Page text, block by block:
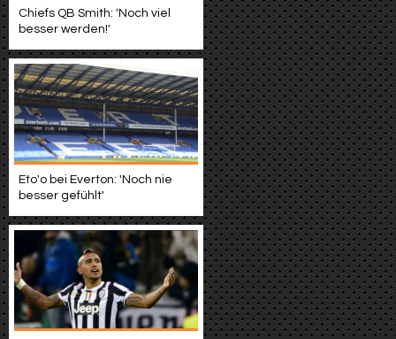
Chiefs QB Smith: 'Noch viel
besser werden!'
Eto'o bei Everton: 'Noch nie
besser gefühlt'